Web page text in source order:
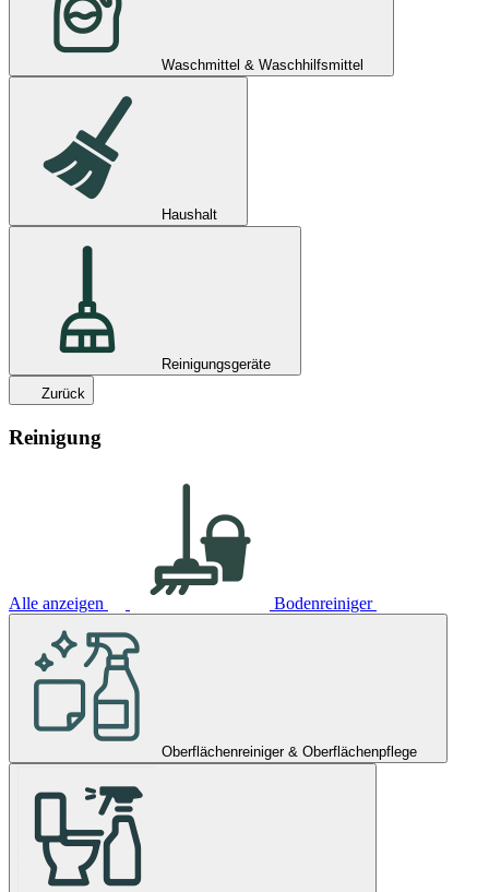
Waschmittel & Waschhilfsmittel
Haushalt
Reinigungsgeräte
Zurück
Reinigung
Alle anzeigen Bodenreiniger
Oberflächenreiniger & Oberflächenpflege